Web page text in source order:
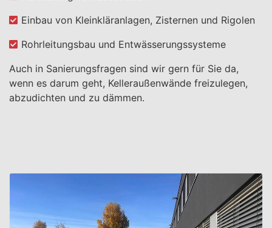
Einbau von Kleinkläranlagen, Zisternen und Rigolen
Rohrleitungsbau und Entwässerungssysteme
Auch in Sanierungsfragen sind wir gern für Sie da,
wenn es darum geht, Kelleraußenwände freizulegen,
abzudichten und zu dämmen.